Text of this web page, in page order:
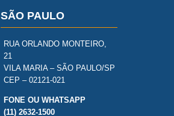
SÃO PAULO
RUA ORLANDO MONTEIRO,
21
VILA MARIA – SÃO PAULO/SP
CEP – 02121-021
FONE OU WHATSAPP
(11) 2632-1500